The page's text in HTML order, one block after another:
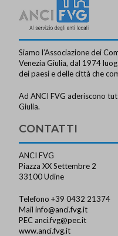
Siamo l’Associazione dei
Venezia Giulia, dal 1974
dei paesi e delle città che
Ad ANCI FVG aderiscono
Giulia.
CONTATTI
ANCI FVG
Piazza XX Settembre 2
33100 Udine
Telefono +39 0432 21374
Mailinfo@anci.fvg.it
PEC anci.fvg@pec.it
www.anci.fvg.it